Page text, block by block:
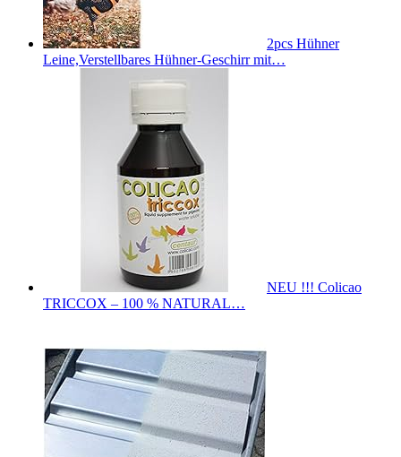
2pcs Hühner
Leine,Verstellbares Hühner-Geschirr mit…
NEU !!! Colicao
TRICCOX – 100 % NATURAL…